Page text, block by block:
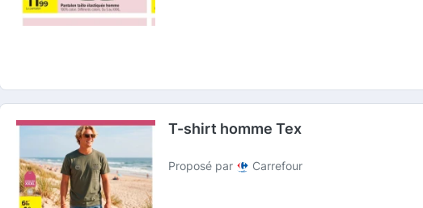
T-shirt homme Tex
Proposé par Carrefour